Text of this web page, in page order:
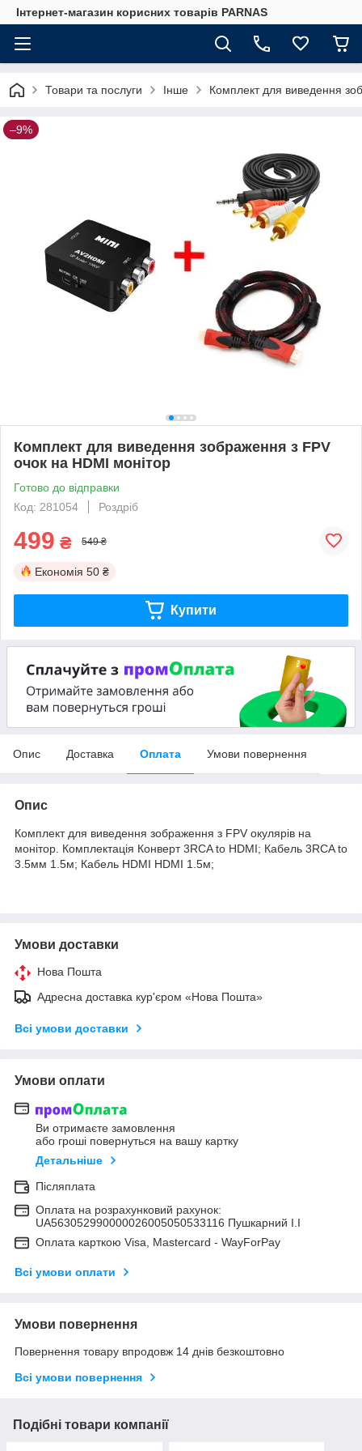
Інтернет-магазин корисних товарів PARNAS
Товари та послуги Інше Комплект для виведення
–9%
Комплект для виведення зображення з FPV
очок на HDMI монітор
Готово до відправки
Код: 281054
Роздріб
499 ₴ 549 ₴
Економія 50 ₴
Купити
Опис Доставка Оплата Умови повернення
Опис
Комплект для виведення зображення з FPV окулярів на
монітор. Комплектація Конверт 3RCA to HDMI; Кабель 3RCA to
3.5мм 1.5м; Кабель HDMI HDMI 1.5м;
Умови доставки
Нова Пошта
Адресна доставка кур'єром «Нова Пошта»
Всі умови доставки
Умови оплати
Ви отримаєте замовлення
або гроші повернуться на вашу картку
Детальніше
Післяплата
Оплата на розрахунковий рахунок:
UA563052990000026005050533116 Пушкарний І.І
Оплата карткою Visa, Mastercard - WayForPay
Всі умови оплати
Умови повернення
Повернення товару впродовж 14 днів безкоштовно
Всі умови повернення
Подібні товари компанії